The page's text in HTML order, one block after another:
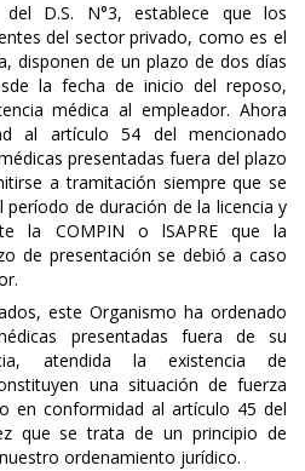
D.S. N°3, establece que los
del sector privado, como es el
disponen de un plazo de dos días
la fecha de inicio del reposo,
médica al empleador. Ahora
al artículo 54 del mencionado
presentadas fuera del plazo
a tramitación siempre que se
de duración de la licencia y
la COMPIN o lSAPRE que la
de presentación se debió a caso
este Organismo ha ordenado
presentadas fuera de su
atendida la existencia de
una situación de fuerza
en conformidad al artículo 45 del
que se trata de un principio de
ordenamiento jurídico.